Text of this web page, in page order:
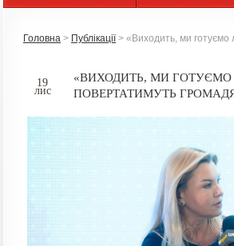
Головна > Публікації> «Виходить, ми готуємо
19
лис
«ВИХОДИТЬ, МИ
ПОВЕРТАТИМУТЬ